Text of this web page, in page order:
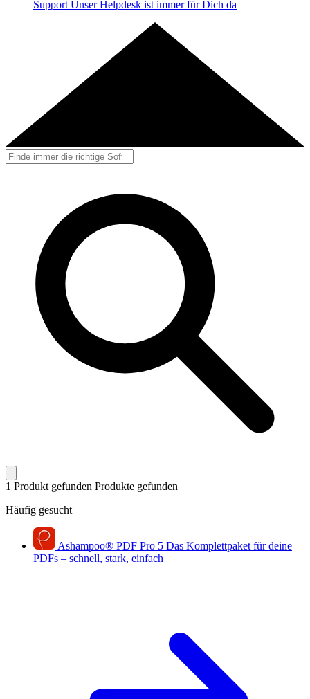
Support Unser Helpdesk ist immer für Dich da
1 Produkt gefunden Produkte gefunden
Häufig gesucht
Ashampoo® PDF Pro 5 Das Komplettpaket für deine
PDFs – schnell, stark, einfach